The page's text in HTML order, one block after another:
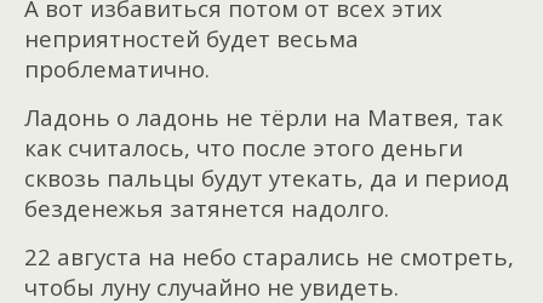
А вот избавиться потом от всех этих
неприятностей будет весьма
проблематично.
Ладонь о ладонь не тёрли на Матвея, так
как считалось, что после этого деньги
сквозь пальцы будут утекать, да и период
безденежья затянется надолго.
22 августа на небо старались не смотреть,
чтобы луну случайно не увидеть.